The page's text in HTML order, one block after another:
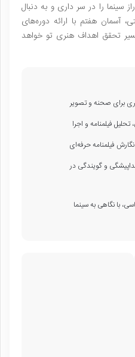
سینما را در سر داری و به دنبال
آسمان هفتم با ارائه دوره‌های
تحقق اهداف هنری تو خواهد
برای صحنه و تصویر
تحلیل فیلمنامه و اجرا
نگارش فیلمنامه حرفه‌ای
و گویندگی در
با نگاهی به سینما